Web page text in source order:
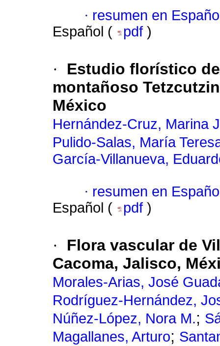
· resumen en
Español (
pdf )
·
Estudio florístico
montañoso
México
Hernández-Cruz, Marina
Pulido-Salas, María
García-Villanueva,
· resumen en
Español (
pdf )
·
Flora vascular de
Cacoma, Jalisco,
Morales-Arias, José
Rodríguez-Hernández,
Núñez-López, Nora M.;
Magallanes, Arturo;